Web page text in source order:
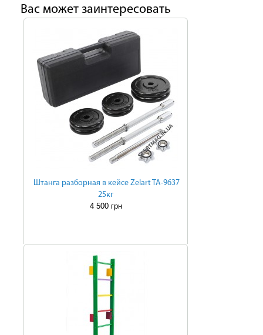
Ваc может заинтересовать
Штанга разборная в кейсе Zelart TA-9637
25кг
4 500 грн